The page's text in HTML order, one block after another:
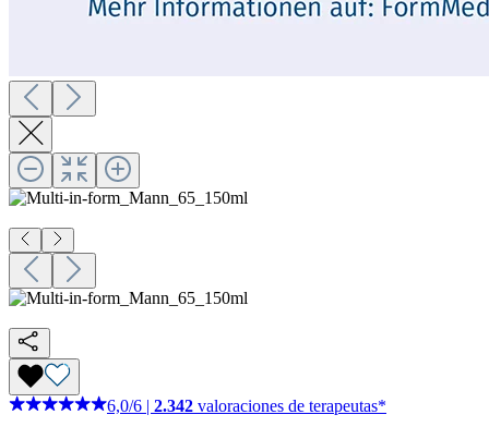
6,0/6 2.342 valoraciones de terapeutas*